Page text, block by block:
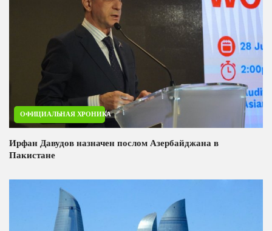
ОФИЦИАЛЬНАЯ ХРОНИКА
Ирфан Давудов назначен послом Азербайджана в
Пакистане